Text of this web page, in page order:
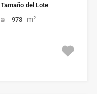
Tamaño del Lote
973 m²